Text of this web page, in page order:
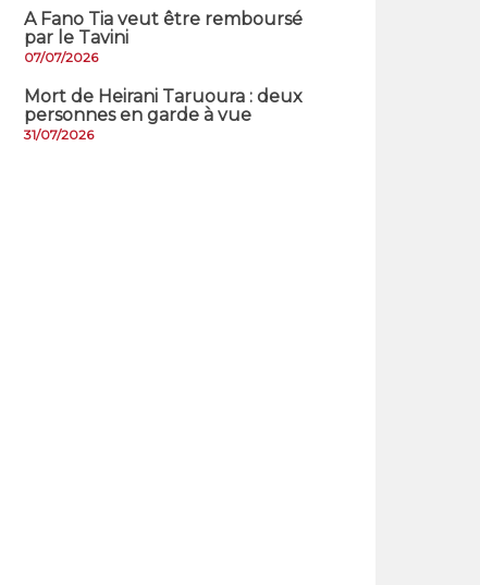
A Fano Tia veut être remboursé
par le Tavini
07/07/2026
Mort de Heirani Taruoura : deux
personnes en garde à vue
31/07/2026